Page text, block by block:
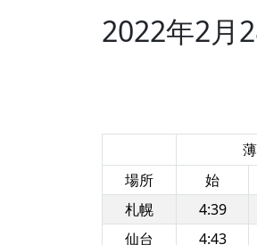
2022年2月
場所
始
札幌
4:39
仙台
4:43